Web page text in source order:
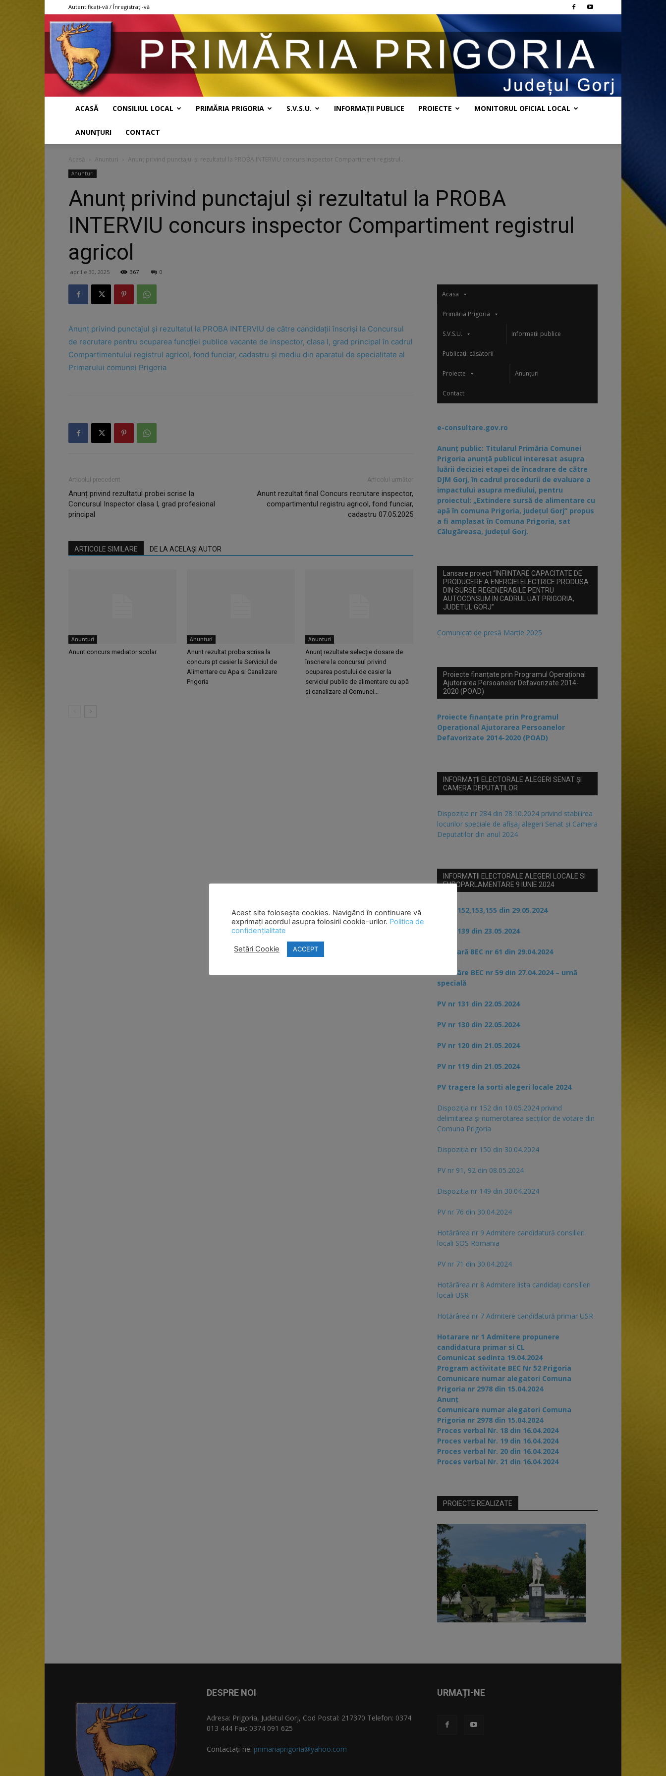
Autentificați-vă / Înregistrați-vă
Prigoria
ACASĂ CONSILIUL LOCAL PRIMĂRIA PRIGORIA S.V.S.U. INFORMAȚII PUBLICE PROIECTE MONITORUL OFICIAL LOCAL
ANUNȚURI CONTACT
Acasă Anunturi Anunț privind punctajul și rezultatul la PROBA INTERVIU concurs inspector Compartiment registrul...
Anunturi
Anunț privind punctajul și rezultatul la PROBA
INTERVIU concurs inspector Compartiment registrul
agricol
aprilie 30, 2025 367 0
Anunț privind punctajul și rezultatul la PROBA INTERVIU de către candidații înscriși la Concursul
de recrutare pentru ocuparea funcției publice vacante de inspector, clasa I, grad principal în cadrul
Compartimentului registrul agricol, fond funciar, cadastru și mediu din aparatul de specialitate al
Primarului comunei Prigoria
Articolul precedent
Anunț privind rezultatul probei scrise la
Concursul Inspector clasa I, grad profesional
principal
Articolul următor
Anunt rezultat final Concurs recrutare inspector,
compartimentul registru agricol, fond funciar,
cadastru 07.05.2025
ARTICOLE SIMILARE DE LA ACELAȘI AUTOR
Anunturi
Anunt concurs mediator scolar
Anunturi
Anunt rezultat proba scrisa la
concurs pt casier la Serviciul de
Alimentare cu Apa si Canalizare
Prigoria
Anunturi
Anunț rezultate selecție dosare de
înscriere la concursul privind
ocuparea postului de casier la
serviciul public de alimentare cu apă
și canalizare al Comunei...
Acasa
Primăria Prigoria
S.V.S.U. Informații publice
Publicații căsătorii
Proiecte Anunțuri
Contact
e-consultare.gov.ro
Anunț public: Titularul Primăria Comunei
Prigoria anunță publicul interesat asupra
luării deciziei etapei de încadrare de către
DJM Gorj, în cadrul procedurii de evaluare a
impactului asupra mediului, pentru
proiectul: „Extindere sursă de alimentare cu
apă în comuna Prigoria, județul Gorj” propus
a fi amplasat în Comuna Prigoria, sat
Călugăreasa, județul Gorj.
Lansare proiect “INFIINTARE CAPACITATE DE
PRODUCERE A ENERGIEI ELECTRICE PRODUSA
DIN SURSE REGENERABILE PENTRU
AUTOCONSUM IN CADRUL UAT PRIGORIA,
JUDETUL GORJ”
Comunicat de presă Martie 2025
Proiecte finanțate prin Programul Operațional
Ajutorarea Persoanelor Defavorizate 2014-
2020 (POAD)
Proiecte finanțate prin Programul
Operațional Ajutorarea Persoanelor
Defavorizate 2014-2020 (POAD)
INFORMAȚII ELECTORALE ALEGERI SENAT ȘI
CAMERA DEPUTAȚILOR
Dispoziția nr 284 din 28.10.2024 privind stabilirea
locurilor speciale de afișaj alegeri Senat și Camera
Deputatilor din anul 2024
INFORMATII ELECTORALE ALEGERI LOCALE SI
EUROPARLAMENTARE 9 IUNIE 2024
PV nr 152,153,155 din 29.05.2024
PV nr 139 din 23.05.2024
Circulară BEC nr 61 din 29.04.2024
Hotărâre BEC nr 59 din 27.04.2024 – urnă
specială
PV nr 131 din 22.05.2024
PV nr 130 din 22.05.2024
PV nr 120 din 21.05.2024
PV nr 119 din 21.05.2024
PV tragere la sorti alegeri locale 2024
Dispoziția nr 152 din 10.05.2024 privind
delimitarea și numerotarea secțiilor de votare din
Comuna Prigoria
Dispoziția nr 150 din 30.04.2024
PV nr 91, 92 din 08.05.2024
Dispozitia nr 149 din 30.04.2024
PV nr 76 din 30.04.2024
Hotărârea nr 9 Admitere candidatură consilieri
locali SOS Romania
PV nr 71 din 30.04.2024
Hotărârea nr 8 Admitere lista candidaţi consilieri
locali USR
Hotărârea nr 7 Admitere candidatură primar USR
Hotarare nr 1 Admitere propunere
candidatura primar si CL
Comunicat sedinta 19.04.2024
Program activitate BEC Nr 52 Prigoria
Comunicare numar alegatori Comuna
Prigoria nr 2978 din 15.04.2024
Anunț
Comunicare numar alegatori Comuna
Prigoria nr 2978 din 15.04.2024
Proces verbal Nr. 18 din 16.04.2024
Proces verbal Nr. 19 din 16.04.2024
Proces verbal Nr. 20 din 16.04.2024
Proces verbal Nr. 21 din 16.04.2024
PROIECTE REALIZATE
DESPRE NOI
Adresa: Prigoria, Judetul Gorj, Cod Postal: 217370 Telefon: 0374
013 444 Fax: 0374 091 625
Contactați-ne: primariaprigoria@yahoo.com
URMAȚI-NE
Acest site folosește cookies. Navigând în continuare vă
exprimați acordul asupra folosirii cookie-urilor. Politica de
confidențialitate
Setări Cookie ACCEPT